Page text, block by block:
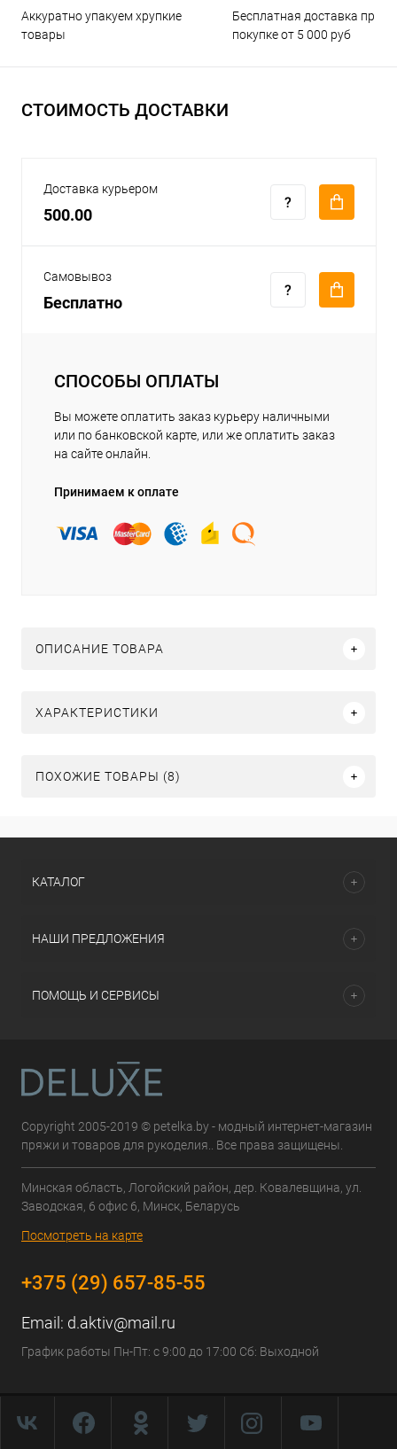
Аккуратно упакуем хрупкие
товары
Бесплатная доставка при
покупке от 5 000 руб
СТОИМОСТЬ ДОСТАВКИ
Доставка курьером
500.00
Самовывоз
Бесплатно
СПОСОБЫ ОПЛАТЫ
Вы можете оплатить заказ курьеру наличными
или по банковской карте, или же оплатить заказ
на сайте онлайн.
Принимаем к оплате
ОПИСАНИЕ ТОВАРА
ХАРАКТЕРИСТИКИ
ПОХОЖИЕ ТОВАРЫ (8)
КАТАЛОГ
НАШИ ПРЕДЛОЖЕНИЯ
ПОМОЩЬ И СЕРВИСЫ
Copyright 2005-2019 © petelka.by - модный интернет-магазин
пряжи и товаров для рукоделия.. Все права защищены.
Минская область, Логойский район, дер. Ковалевщина, ул.
Заводская, 6 офис 6, Минск, Беларусь
Посмотреть на карте
+375 (29) 657-85-55
Email: d.aktiv@mail.ru
График работы Пн-Пт: с 9:00 до 17:00 Сб: Выходной